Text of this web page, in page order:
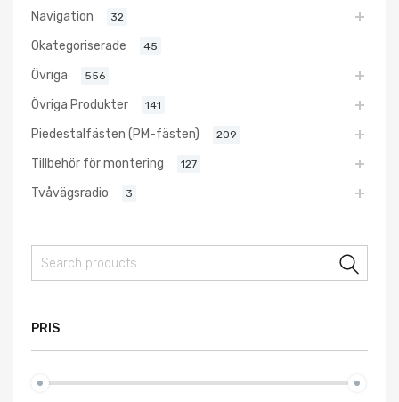
Navigation 32
Okategoriserade 45
Övriga 556
Övriga Produkter 141
Piedestalfästen (PM-fästen) 209
Tillbehör för montering 127
Tvåvägsradio 3
PRIS